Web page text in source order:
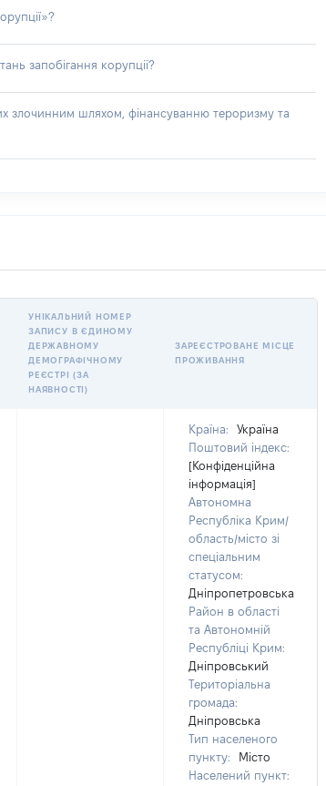
запобігання корупції?
злочинним шляхом, фінансуванню тероризму та
УНІКАЛЬНИЙ НОМЕР
ЗАПИСУ В ЄДИНОМУ
ДЕРЖАВНОМУ
ДЕМОГРАФІЧНОМУ
РЕЄСТРІ (ЗА
НАЯВНОСТІ)
ЗАРЕЄСТРОВАНЕ МІСЦЕ
ПРОЖИВАННЯ
Країна:
Україна
Поштовий індекс:
[Конфіденційна
інформація]
Автономна
Республіка Крим/
область/місто зі
спеціальним
статусом:
Дніпропетровська
Район в області
та Автономній
Республіці Крим:
Дніпровський
Територіальна
громада:
Дніпровська
Тип населеного
пункту:
Місто
Населений пункт: